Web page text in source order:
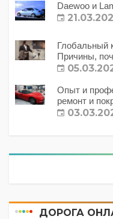
Daewoo и
Глобальный
Причины,
с этим
Опыт и
ремонт и
ДОРОГА